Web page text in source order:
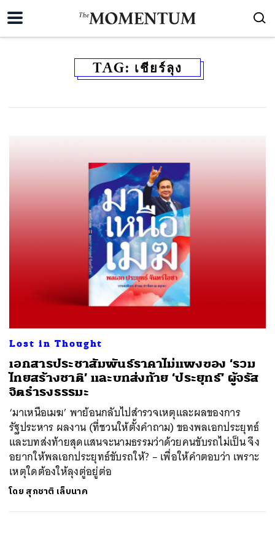
TAG: เชียร์ลุง
Lost in Thought
เอกสารประชาสัมพันธ์ราคาไม่แพงของ ‘รวม
ไทยสร้างชาติ’ และบทส่งท้าย ‘ประยุทธ์’ ผู้จรัส
จิตธำรงธรรมะ
‘มาเหนือเมฆ’ พาย้อนกลับไปสำรวจเหตุและผลของการ
รัฐประหาร ผลงาน (ที่ชวนให้ตั้งคำถาม) ของพลเอกประยุทธ์
และบทส่งท้ายสุดแสนจะนามธรรมว่าด้วยคนขับรถไม่เป็น จึง
อยากให้พลเอกประยุทธ์ขับรถให้? – เพื่อให้คำตอบว่า เพราะ
เหตุใดต้องให้ลุงตู่อยู่ต่อ
โดย สุภชาติ เล็บนาค
SHARE